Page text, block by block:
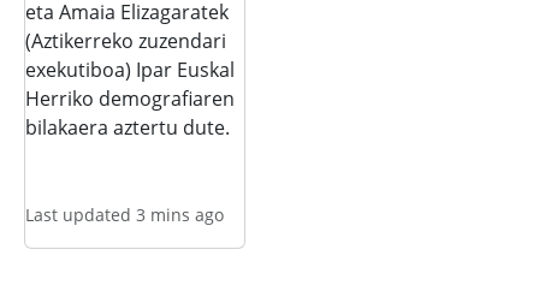
eta Amaia Elizagaratek
(Aztikerreko zuzendari
exekutiboa) Ipar Euskal
Herriko demografiaren
bilakaera aztertu dute.
Last updated 3 mins ago